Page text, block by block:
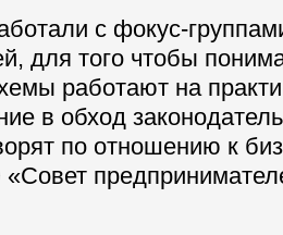
с фокус-
для того чтобы
работают на
в обход
по отношению к